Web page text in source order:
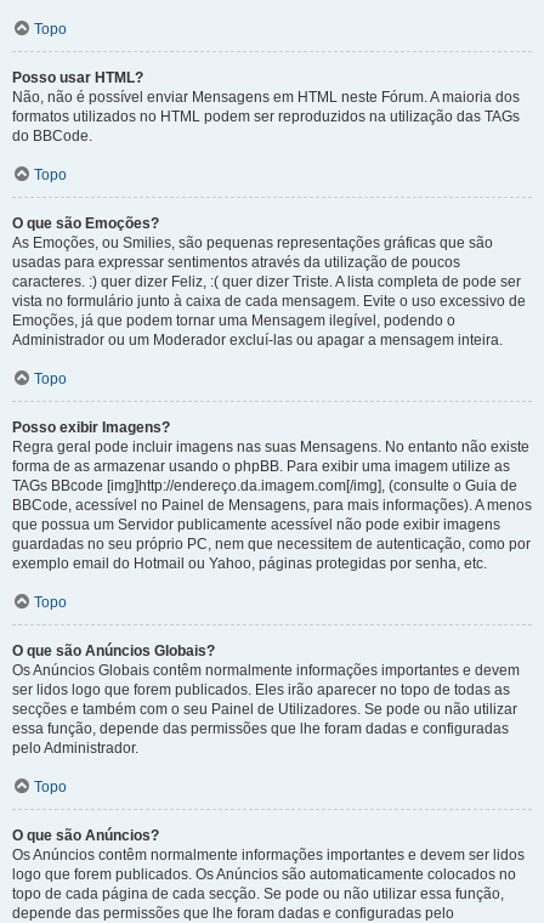
Topo
Posso usar HTML?
Não, não é possível enviar Mensagens em HTML neste Fórum. A maioria dos
formatos utilizados no HTML podem ser reproduzidos na utilização das TAGs
do BBCode.
Topo
O que são Emoções?
As Emoções, ou Smilies, são pequenas representações gráficas que são
usadas para expressar sentimentos através da utilização de poucos
caracteres. :) quer dizer Feliz, :( quer dizer Triste. A lista completa de pode ser
vista no formulário junto à caixa de cada mensagem. Evite o uso excessivo de
Emoções, já que podem tornar uma Mensagem ilegível, podendo o
Administrador ou um Moderador excluí-las ou apagar a mensagem inteira.
Topo
Posso exibir Imagens?
Regra geral pode incluir imagens nas suas Mensagens. No entanto não existe
forma de as armazenar usando o phpBB. Para exibir uma imagem utilize as
TAGs BBcode [img]http://endereço.da.imagem.com[/img], (consulte o Guia de
BBCode, acessível no Painel de Mensagens, para mais informações). A menos
que possua um Servidor publicamente acessível não pode exibir imagens
guardadas no seu próprio PC, nem que necessitem de autenticação, como por
exemplo email do Hotmail ou Yahoo, páginas protegidas por senha, etc.
Topo
O que são Anúncios Globais?
Os Anúncios Globais contêm normalmente informações importantes e devem
ser lidos logo que forem publicados. Eles irão aparecer no topo de todas as
secções e também com o seu Painel de Utilizadores. Se pode ou não utilizar
essa função, depende das permissões que lhe foram dadas e configuradas
pelo Administrador.
Topo
O que são Anúncios?
Os Anúncios contêm normalmente informações importantes e devem ser lidos
logo que forem publicados. Os Anúncios são automaticamente colocados no
topo de cada página de cada secção. Se pode ou não utilizar essa função,
depende das permissões que lhe foram dadas e configuradas pelo